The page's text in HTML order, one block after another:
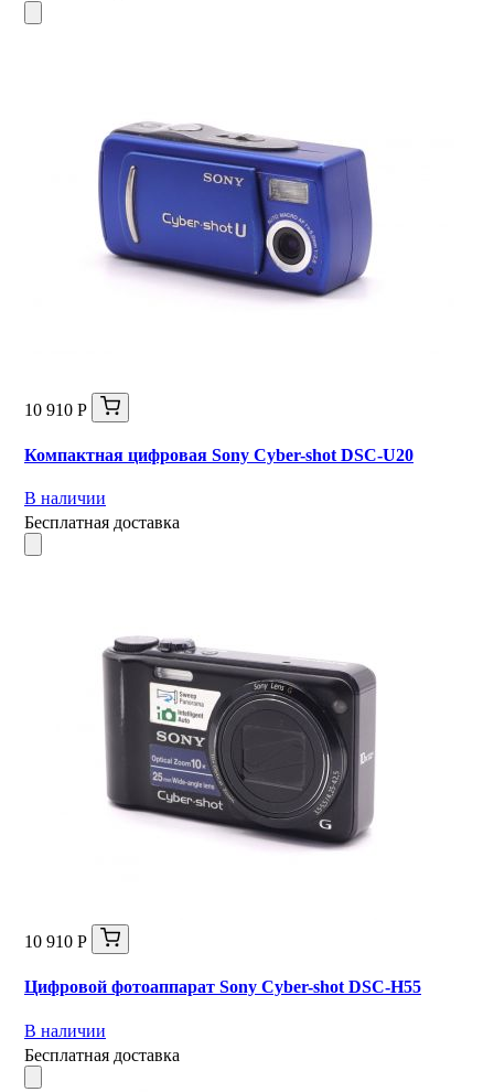
10 910 Р
Компактная цифровая Sony Cyber-shot DSC-U20
В наличии
Бесплатная доставка
10 910 Р
Цифровой фотоаппарат Sony Cyber-shot DSC-H55
В наличии
Бесплатная доставка